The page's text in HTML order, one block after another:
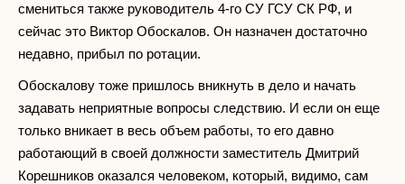
смениться также руководитель 4-го СУ ГСУ СК РФ, и
сейчас это Виктор Обоскалов. Он назначен достаточно
недавно, прибыл по ротации.
Обоскалову тоже пришлось вникнуть в дело и начать
задавать неприятные вопросы следствию. И если он еще
только вникает в весь объем работы, то его давно
работающий в своей должности заместитель Дмитрий
Корешников оказался человеком, который, видимо, сам